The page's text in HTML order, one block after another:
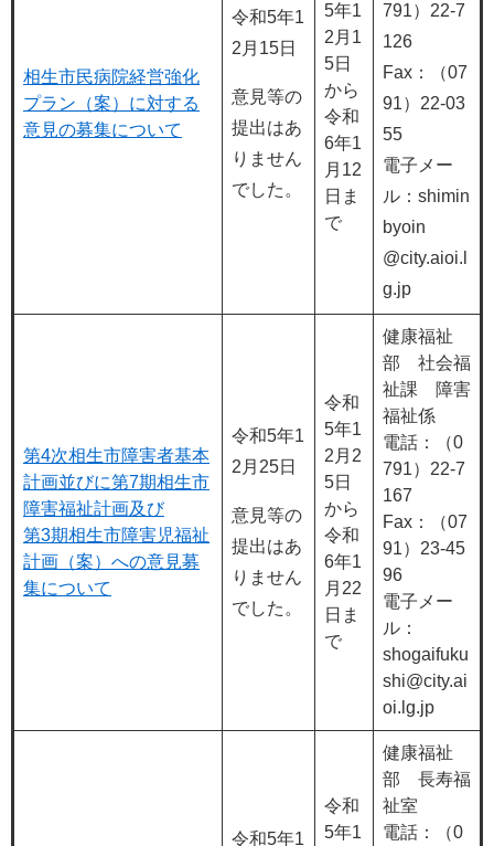
相生市民病院経営強化
プラン（案）に対する
意見の募集について
令和5年1
2月15日
意見等の
提出はあ
りません
でした。
5年1
2月1
5日
から
令和
6年1
月12
日ま
で
791）22-7
126
Fax：（07
91）22-03
55
電子メー
ル：shimin
byoin​
@city.aioi.l
g.jp
第4次相生市障害者基本
計画並びに第7期相生市
障害福祉計画及び
第3期相生市障害児福祉
計画（案）への意見募
集について
令和5年1
2月25日
意見等の
提出はあ
りません
でした。
令和
5年1
2月2
5日
から
令和
6年1
月22
日ま
で
健康福祉
部 社会福
祉課 障害
福祉係
電話：（0
791）22-7
167
Fax：（07
91）23-45
96
電子メー
ル：
shogaifuku
shi@city.ai
oi.lg.jp
令和5年1
令和
5年1
健康福祉
部 長寿福
祉室
電話：（0